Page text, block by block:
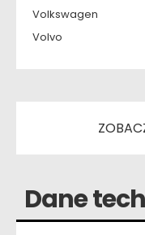
Volkswagen
Volvo
Dane